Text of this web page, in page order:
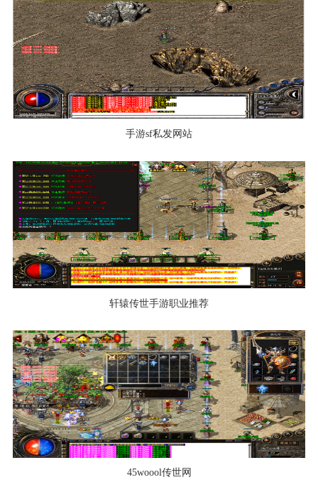
手游sf私发网站
轩辕传世手游职业推荐
45woool传世网